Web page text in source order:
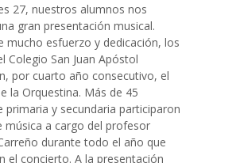
27, nuestros alumnos nos
gran presentación musical.
mucho esfuerzo y dedicación, los
Colegio San Juan Apóstol
por cuarto año consecutivo, el
la Orquestina. Más de 45
primaria y secundaria participaron
música a cargo del profesor
durante todo el año que
el concierto. A la presentación